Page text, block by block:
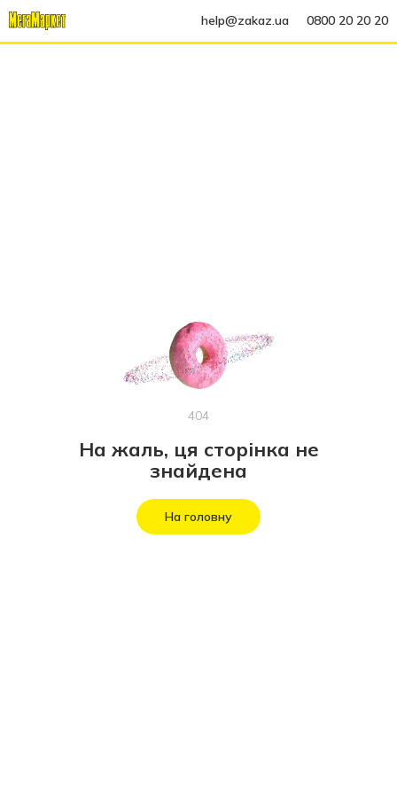
help@zakaz.ua 0800 20 20 20
404
На жаль, ця сторінка не
знайдена
На головну